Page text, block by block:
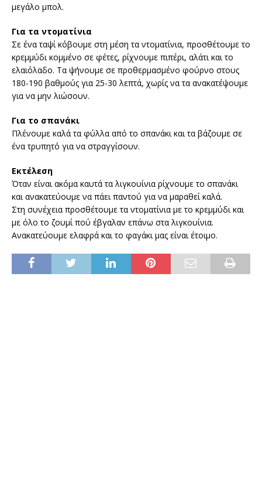
μεγάλο μπολ.
Για τα ντοματίνια
Σε ένα ταψί κόβουμε στη μέση τα ντοματίνια, προσθέτουμε το
κρεμμύδι κομμένο σε φέτες, ρίχνουμε πιπέρι, αλάτι και το
ελαιόλαδο. Τα ψήνουμε σε προθερμασμένο φούρνο στους
180-190 βαθμούς για 25-30 λεπτά, χωρίς να τα ανακατέψουμε
για να μην λιώσουν.
Για το σπανάκι
Πλένουμε καλά τα φύλλα από το σπανάκι και τα βάζουμε σε
ένα τρυπητό για να στραγγίσουν.
Εκτέλεση
Όταν είναι ακόμα καυτά τα λιγκουίνια ρίχνουμε το σπανάκι
και ανακατεύουμε να πάει παντού για να μαραθεί καλά.
Στη συνέχεια προσθέτουμε τα ντοματίνια με το κρεμμύδι και
με όλο το ζουμί πού έβγαλαν επάνω στα λιγκουίνια.
Ανακατεύουμε ελαφρά και το φαγάκι μας είναι έτοιμο.